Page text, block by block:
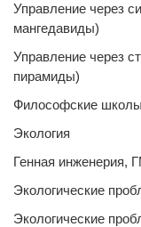
Управление через
мангедавиды)
Управление через
пирамиды)
Философские школы
Экология
Генная инженерия,
Экологические
Экологические